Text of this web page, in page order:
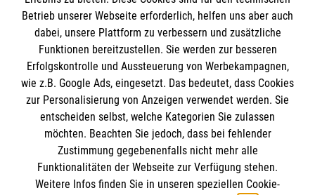
Informationen
Impressum
Datenschutz
Kontakt
Die Malteser
Malteser in Deutschland
Malteserorden
Sharepoint
Spendenkonto
Betrieb unserer Webseite erforderlich, helfen uns aber auch
dabei, unsere Plattform zu verbessern und zusätzliche
Funktionen bereitzustellen. Sie werden zur besseren
Erfolgskontrolle und Aussteuerung von Werbekampagnen,
wie z.B. Google Ads, eingesetzt. Das bedeutet, dass Cookies
zur Personalisierung von Anzeigen verwendet werden. Sie
entscheiden selbst, welche Kategorien Sie zulassen
möchten. Beachten Sie jedoch, dass bei fehlender
Zustimmung gegebenenfalls nicht mehr alle
Funktionalitäten der Webseite zur Verfügung stehen.
Weitere Infos finden Sie in unseren speziellen Cookie-